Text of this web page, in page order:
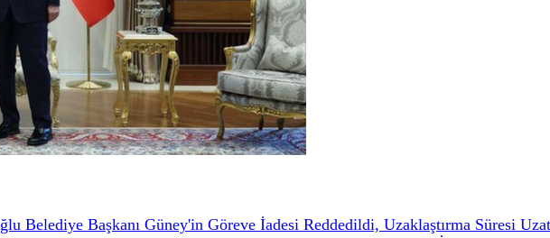
Belediye Başkanı Güney'in Göreve İadesi Reddedildi, Uzaklaştırma Süresi